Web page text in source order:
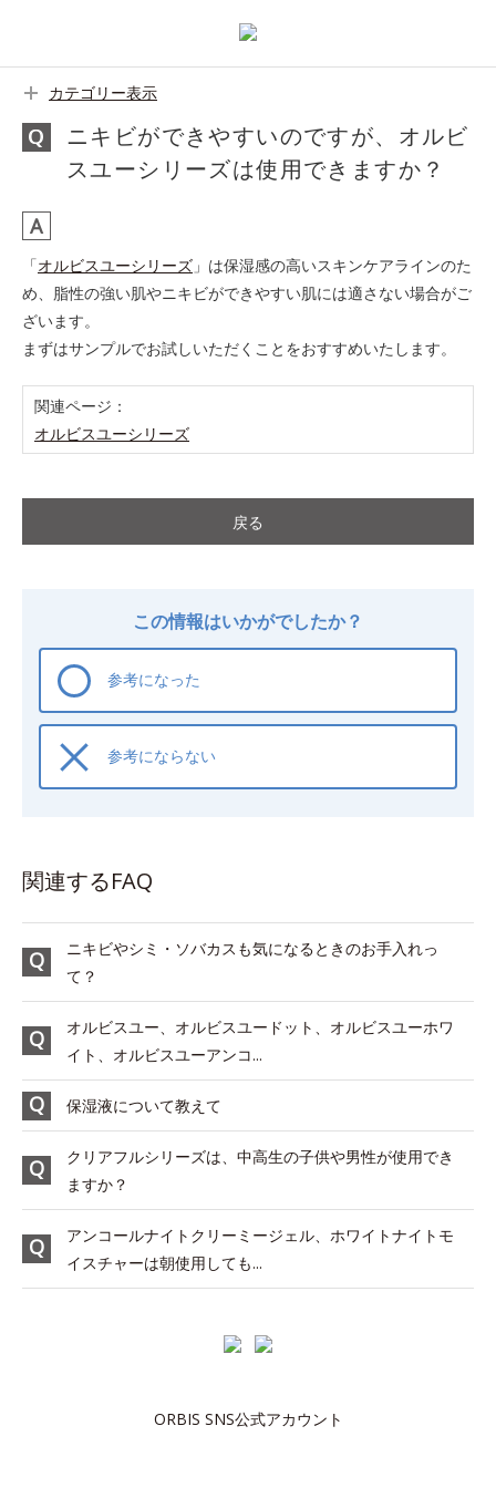
カテゴリー表示
ニキビができやすいのですが、オルビ
スユーシリーズは使用できますか？
「オルビスユーシリーズ 」は保湿感の高いスキンケアラインのた
め、脂性の強い肌やニキビができやすい肌には適さない場合がご
ざいます。
まずはサンプルでお試しいただくことをおすすめいたします。
関連ページ：
オルビスユーシリーズ
戻る
この情報はいかがでしたか？
参考になった
参考にならない
関連するFAQ
ニキビやシミ・ソバカスも気になるときのお手入れっ
て？
オルビスユー、オルビスユードット、オルビスユーホワ
イト、オルビスユーアンコ...
保湿液について教えて
クリアフルシリーズは、中高生の子供や男性が使用でき
ますか？
アンコールナイトクリーミージェル、ホワイトナイトモ
イスチャーは朝使用しても...
ORBIS SNS公式アカウント